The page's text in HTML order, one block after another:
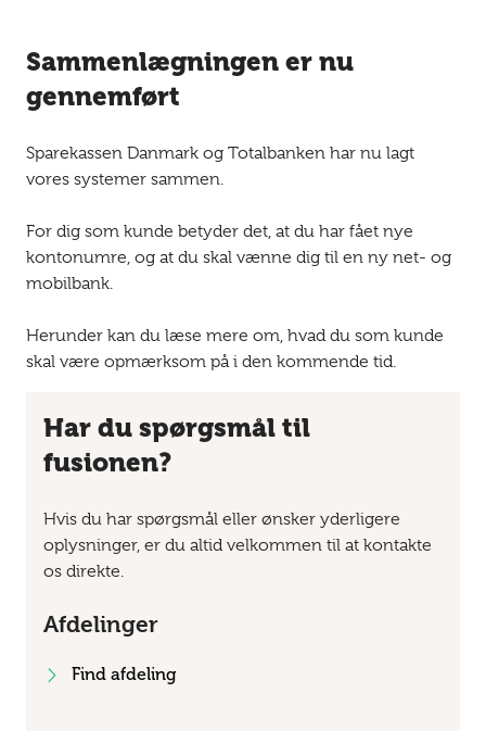
Sammenlægningen er nu
gennemført
Sparekassen Danmark og Totalbanken har nu lagt
vores systemer sammen.
For dig som kunde betyder det, at du har fået nye
kontonumre, og at du skal vænne dig til en ny net- og
mobilbank.
Herunder kan du læse mere om, hvad du som kunde
skal være opmærksom på i den kommende tid.
Har du spørgsmål til
fusionen?
Hvis du har spørgsmål eller ønsker yderligere
oplysninger, er du altid velkommen til at kontakte
os direkte.
Afdelinger
Find afdeling